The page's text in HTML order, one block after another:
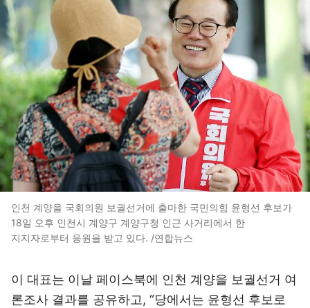
인천 계양을 국회의원 보궐선거에 출마한 국민의힘 윤형선 후보가
18일 오후 인천시 계양구 계양구청 인근 사거리에서 한
지지자로부터 응원을 받고 있다. /연합뉴스
이 대표는 이날 페이스북에 인천 계양을 보궐선거 여
론조사 결과를 공유하고, “당에서는 윤형선 후보로